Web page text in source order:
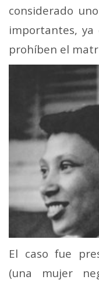
considerado
importantes, ya
prohíben el
El caso fue
(una mujer